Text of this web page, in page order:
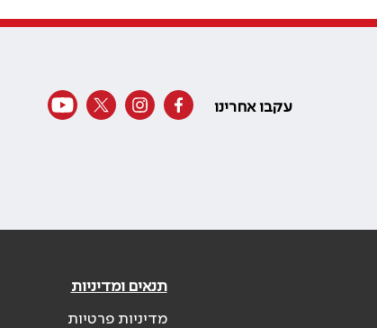
עקבו אחרינו
תנאים ומדיניות
מדיניות פרטיות